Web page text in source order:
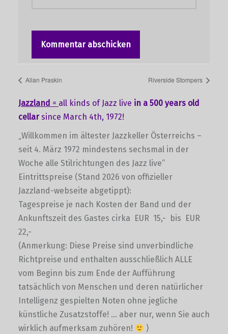
Allan Praskin Riverside Stompers
Jazzland = all kinds of Jazz live in a 500 years old
cellarsince March 4th, 1972!
„Willkommen im ältester Jazzkeller Österreichs –
seit 4. März 1972 mindestens sechsmal in der
Woche alle Stilrichtungen des Jazz live“
Eintrittspreise (Stand 2026 von offizieller
Jazzland-webseite abgetippt):
Tagespreise je nach Kosten der Band und der
Ankunftszeit des Gastes cirka EUR 15,- bis EUR
22,-
(Anmerkung: Diese Preise sind unverbindliche
Richtpreise und enthalten ausschließlich ALLE
vom Beginn bis zum Ende der Aufführung
tatsächlich von Menschen und deren natürlicher
Intelligenz gespielten Noten ohne jegliche
künstliche Zusatzstoffe! … aber nur, wenn Sie auch
wirklich aufmerksam zuhören!
)